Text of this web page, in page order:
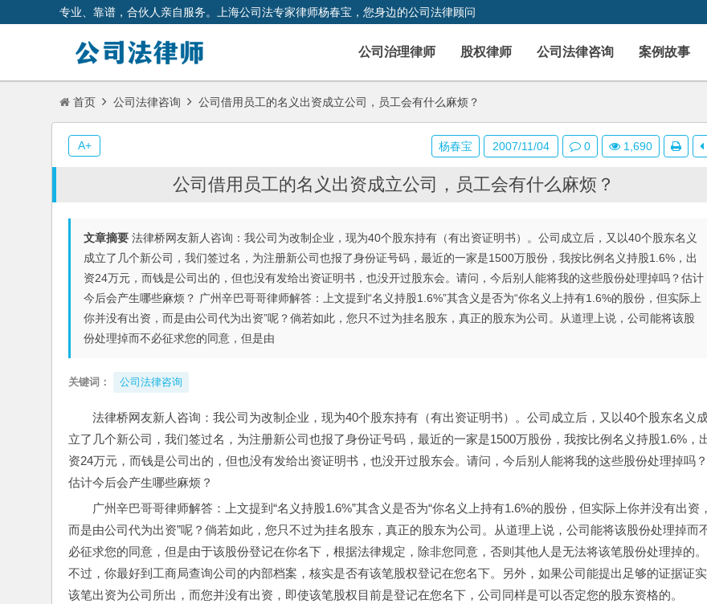
专业、靠谱，合伙人亲自服务。上海公司法专家律师杨春宝，您身边的公司法律顾问
公司治理律师 股权律师 公司法律咨询 案例故事
首页 公司法律咨询 公司借用员工的名义出资成立公司，员工会有什么麻烦？
公司借用员工的名义出资成立公司，员工会有什么麻烦？
文章摘要 法律桥网友新人咨询：我公司为改制企业，现为40个股东持有（有出资证明书）。公司成立后，又以40个股东名义
成立了几个新公司，我们签过名，为注册新公司也报了身份证号码，最近的一家是1500万股份，我按比例名义持股1.6%，出
资24万元，而钱是公司出的，但也没有发给出资证明书，也没开过股东会。请问，今后别人能将我的这些股份处理掉吗？估计
今后会产生哪些麻烦？ 广州辛巴哥哥律师解答：上文提到“名义持股1.6%”其含义是否为“你名义上持有1.6%的股份，但实际上
你并没有出资，而是由公司代为出资”呢？倘若如此，您只不过为挂名股东，真正的股东为公司。从道理上说，公司能将该股
份处理掉而不必征求您的同意，但是由
关键词： 公司法律咨询
法律桥网友新人咨询：我公司为改制企业，现为40个股东持有（有出资证明书）。公司成立后，又以40个股东名义
立了几个新公司，我们签过名，为注册新公司也报了身份证号码，最近的一家是1500万股份，我按比例名义持股1.6%，
资24万元，而钱是公司出的，但也没有发给出资证明书，也没开过股东会。请问，今后别人能将我的这些股份处理掉吗？
估计今后会产生哪些麻烦？
广州辛巴哥哥律师解答：上文提到“名义持股1.6%”其含义是否为“你名义上持有1.6%的股份，但实际上你并没有出资，
而是由公司代为出资”呢？倘若如此，您只不过为挂名股东，真正的股东为公司。从道理上说，公司能将该股份处理掉而
必征求您的同意，但是由于该股份登记在你名下，根据法律规定，除非您同意，否则其他人是无法将该笔股份处理掉的。
不过，你最好到工商局查询公司的内部档案，核实是否有该笔股权登记在您名下。另外，如果公司能提出足够的证据证实
该笔出资为公司所出，而您并没有出资，即使该笔股权目前是登记在您名下，公司同样是可以否定您的股东资格的。
杨春宝 2007/11/04 0 1,690
A+